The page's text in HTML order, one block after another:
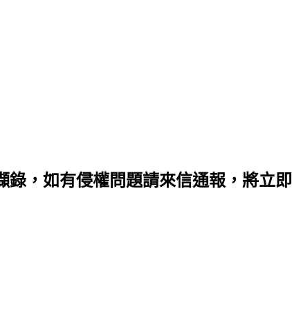
，如有侵權問題請來信通報，將立